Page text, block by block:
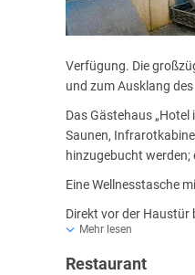
Verfügung. Die
und zum Ausklang des
Das Gästehaus „Hotel
Saunen,
hinzugebucht werden;
Eine Wellnesstasche
Direkt vor der Haustür
Wellnesswald
Mehr lesen
Restaurant